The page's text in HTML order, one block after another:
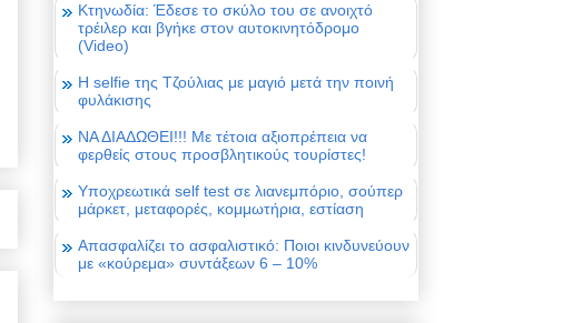
Κτηνωδία: Έδεσε το σκύλο του σε ανοιχτό
τρέιλερ και βγήκε στον αυτοκινητόδρομο
(Video)
Η selfie της Τζούλιας με μαγιό μετά την ποινή
φυλάκισης
ΝΑ ΔΙΑΔΩΘΕΙ!!! Με τέτοια αξιοπρέπεια να
φερθείς στους προσβλητικούς τουρίστες!
Υποχρεωτικά self test σε λιανεμπόριο, σούπερ
μάρκετ, μεταφορές, κομμωτήρια, εστίαση
Απασφαλίζει το ασφαλιστικό: Ποιοι κινδυνεύουν
με «κούρεμα» συντάξεων 6 – 10%